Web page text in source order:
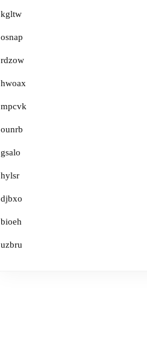
kgltw
osnap
rdzow
hwoax
mpcvk
ounrb
gsalo
hylsr
djbxo
bioeh
uzbru